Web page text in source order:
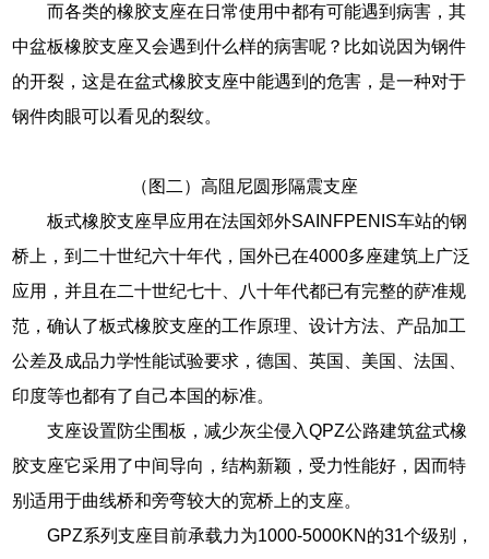
而各类的橡胶支座在日常使用中都有可能遇到病害，其
中盆板橡胶支座又会遇到什么样的病害呢？比如说因为钢件
的开裂，这是在盆式橡胶支座中能遇到的危害，是一种对于
钢件肉眼可以看见的裂纹。
（图二）高阻尼圆形隔震支座
板式橡胶支座早应用在法国郊外SAINFPENIS车站的钢
桥上，到二十世纪六十年代，国外已在4000多座建筑上广泛
应用，并且在二十世纪七十、八十年代都已有完整的萨准规
范，确认了板式橡胶支座的工作原理、设计方法、产品加工
公差及成品力学性能试验要求，德国、英国、美国、法国、
印度等也都有了自己本国的标准。
支座设置防尘围板，减少灰尘侵入QPZ公路建筑盆式橡
胶支座它采用了中间导向，结构新颖，受力性能好，因而特
别适用于曲线桥和旁弯较大的宽桥上的支座。
GPZ系列支座目前承载力为1000-5000KN的31个级别，